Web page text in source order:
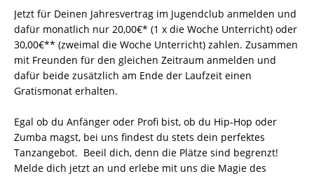
Jetzt für Deinen Jahresvertrag im Jugendclub anmelden und
dafür monatlich nur 20,00€* (1 x die Woche Unterricht) oder
30,00€** (zweimal die Woche Unterricht) zahlen. Zusammen
mit Freunden für den gleichen Zeitraum anmelden und
dafür beide zusätzlich am Ende der Laufzeit einen
Gratismonat erhalten.
Egal ob du Anfänger oder Profi bist, ob du Hip-Hop oder
Zumba magst, bei uns findest du stets dein perfektes
Tanzangebot. Beeil dich, denn die Plätze sind begrenzt!
Melde dich jetzt an und erlebe mit uns die Magie des